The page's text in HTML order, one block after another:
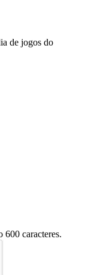
600 caracteres.